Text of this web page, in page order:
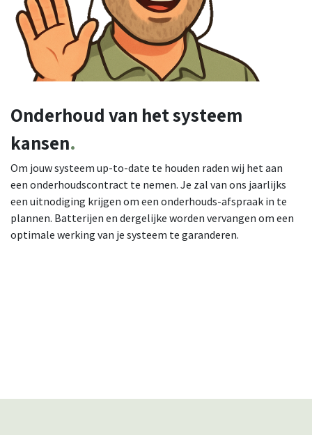
Onderhoudvan het systeem
kansen.
Om jouw systeem up-to-date te houden raden wij het aan
een onderhoudscontract te nemen. Je zal van ons jaarlijks
een uitnodiging krijgen om een onderhouds-afspraak in te
plannen. Batterijen en dergelijke worden vervangen om een
optimale werking van je systeem te garanderen.